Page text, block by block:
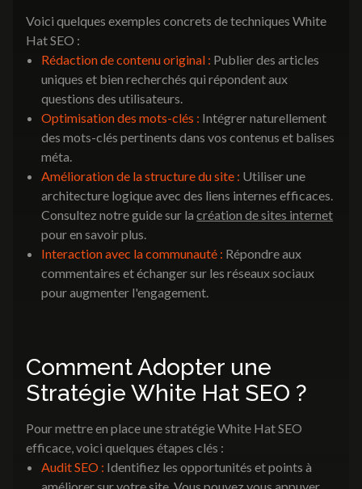
Voici quelques exemples concrets de techniques White
Hat SEO :
Rédaction de contenu original : Publier des articles
uniques et bien recherchés qui répondent aux
questions des utilisateurs.
Optimisation des mots-clés : Intégrer naturellement
des mots-clés pertinents dans vos contenus et balises
méta.
Amélioration de la structure du site : Utiliser une
architecture logique avec des liens internes efficaces.
Consultez notre guide sur lacréation de sites internet
pour en savoir plus.
Interaction avec la communauté : Répondre aux
commentaires et échanger sur les réseaux sociaux
pour augmenter l'engagement.
Comment Adopter une
Stratégie White Hat SEO ?
Pour mettre en place une stratégie White Hat SEO
efficace, voici quelques étapes clés :
Audit SEO : Identifiez les opportunités et points à